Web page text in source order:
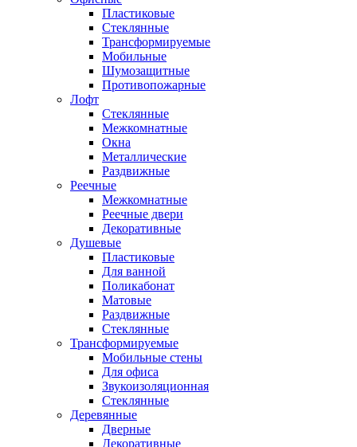
Пластиковые
Стеклянные
Трансформируемые
Мобильные
Шумозащитные
Противопожарные
Лофт
Стеклянные
Межкомнатные
Окна
Металлические
Раздвижные
Реечные
Межкомнатные
Реечные двери
Декоративные
Душевые
Пластиковые
Для ванной
Поликабонат
Матовые
Раздвижные
Стеклянные
Трансформируемые
Мобильные стены
Для офиса
Звукоизоляционная
Стеклянные
Деревянные
Дверные
Декоративные